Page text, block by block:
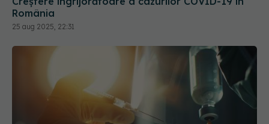
România
25 aug 2025, 22:31